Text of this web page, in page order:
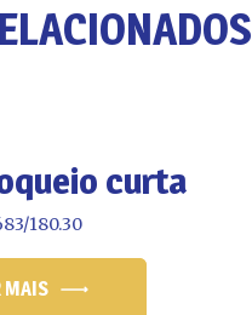
curta
180.30
MAIS